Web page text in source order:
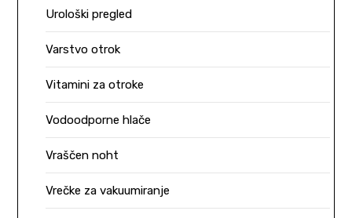
Urološki pregled
Varstvo otrok
Vitamini za otroke
Vodoodporne hlače
Vraščen noht
Vrečke za vakuumiranje